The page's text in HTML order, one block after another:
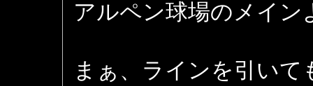
アルペン球場のメイ
まぁ、ラインを引いて